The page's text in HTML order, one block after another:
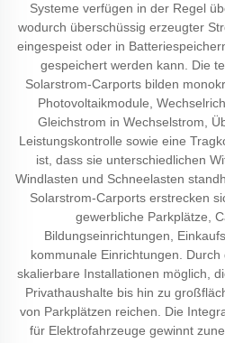
Systeme verfügen in der Regel
wodurch überschüssig erzeugter
eingespeist oder in
gespeichert werden kann. Die
Solarstrom-Carports bilden
Photovoltaikmodule,
Gleichstrom in Wechselstrom,
Leistungskontrolle sowie eine
ist, dass sie unterschiedlichen
Windlasten und Schneelasten
Solarstrom-Carports erstrecken
gewerbliche Parkplätze,
Bildungseinrichtungen,
kommunale Einrichtungen.
skalierbare Installationen möglich,
Privathaushalte bis hin zu
von Parkplätzen reichen. Die
für Elektrofahrzeuge gewinnt